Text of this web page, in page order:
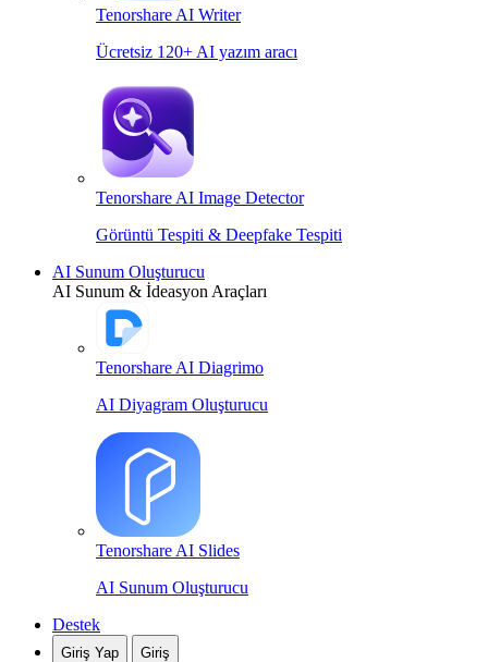
Tenorshare AI Writer
Ücretsiz 120+ AI yazım aracı
Tenorshare AI Image Detector
Görüntü Tespiti & Deepfake Tespiti
AI Sunum Oluşturucu
AI Sunum & İdeasyon Araçları
Tenorshare AI Diagrimo
AI Diyagram Oluşturucu
Tenorshare AI Slides
AI Sunum Oluşturucu
Destek
Giriş Yap Giriş